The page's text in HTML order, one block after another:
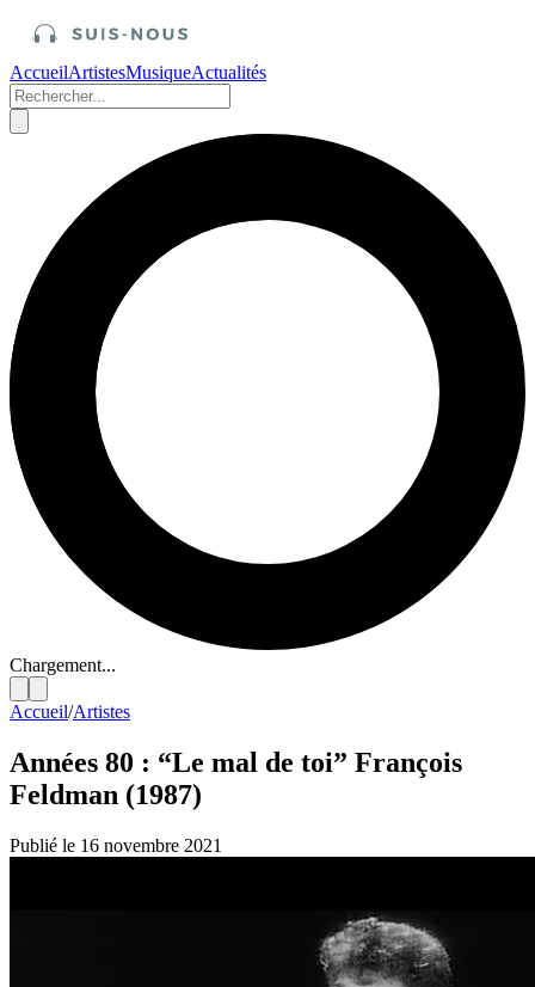
AccueilArtistesMusiqueActualités
Chargement...
Accueil/Artistes
Années 80 : “Le mal de toi” François
Feldman (1987)
Publié le 16 novembre 2021